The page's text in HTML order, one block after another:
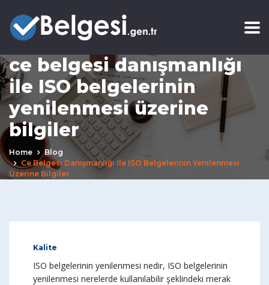
ce belgesi danışmanlığı
ile ISO belgelerinin
yenilenmesi üzerine
bilgiler
Home
Blog
Ce Belgesi Danışmanlığı Ile ISO Belgelerinin Yenilenmesi
Üzerine Bilgiler
Kalite
ISO belgelerinin yenilenmesi nedir, ISO belgelerinin
yenilenmesi nerelerde kullanılabilir şeklindeki merak